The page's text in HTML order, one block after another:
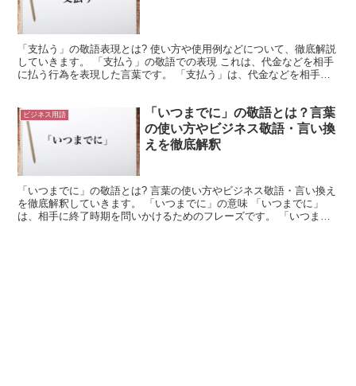
「支払う」の敬語表現とは? 使い方や使用例などについて、徹底解説
していきます。 「支払う」の敬語での表現 これは、代金などを相手
に払う行為を表現した言葉です。 「支払う」は、代金などを相手に
ビジネス用語
「いつまでに」の敬語とは？言葉
の使い方やビジネス敬語・言い換
えを徹底解釈
「いつまでに」の敬語とは? 言葉の使い方やビジネス敬語・言い換え
を徹底解釈していきます。 「いつまでに」の意味 「いつまでに」
は、相手に終了時期を問いかけるためのフレーズです。 「いつまで